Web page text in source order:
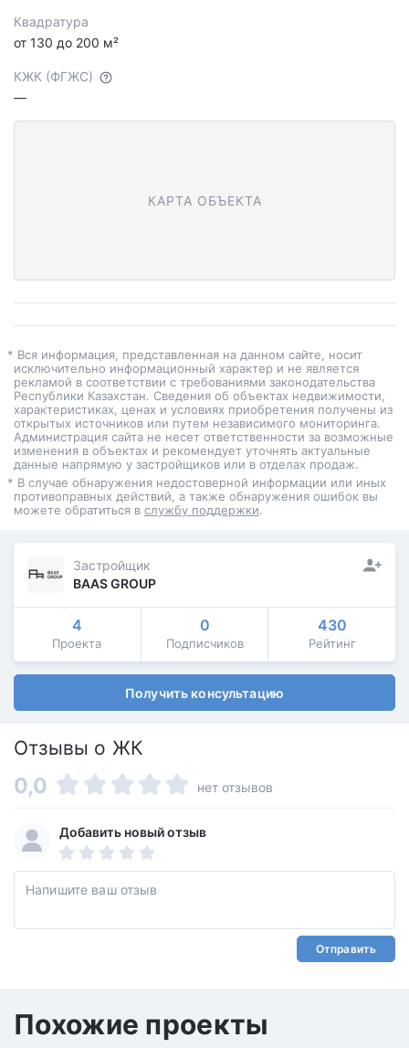
Квадратура
от 130 до 200 м²
КЖК (ФГЖС)
—
КАРТА ОБЪЕКТА
* Вся информация, представленная на данном сайте, носит
исключительно информационный характер и не является
рекламой в соответствии с требованиями законодательства
Республики Казахстан. Сведения об объектах недвижимости,
характеристиках, ценах и условиях приобретения получены из
открытых источников или путем независимого мониторинга.
Администрация сайта не несет ответственности за возможные
изменения в объектах и рекомендует уточнять актуальные
данные напрямую у застройщиков или в отделах продаж.
* В случае обнаружения недостоверной информации или иных
противоправных действий, а также обнаружения ошибок вы
можете обратиться в службу поддержки.
Застройщик
BAAS GROUP
4
Проекта
0
Подписчиков
430
Рейтинг
Получить консультацию
Отзывы о ЖК
0,0 нет отзывов
Добавить новый отзыв
Отправить
Похожие проекты